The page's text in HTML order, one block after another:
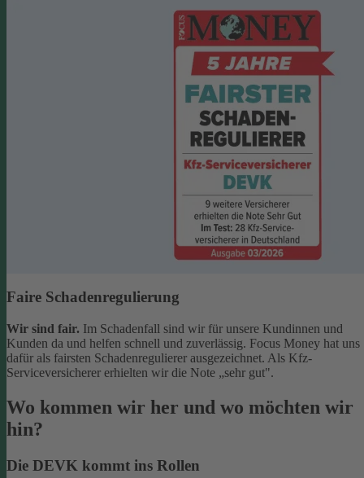
Faire Schadenregulierung
Wir sind fair. Im Schadenfall sind wir für unsere Kundinnen und
Kunden da und helfen schnell und zuverlässig. Focus Money hat uns
dafür als fairsten Schadenregulierer ausgezeichnet. Als Kfz-
Serviceversicherer erhielten wir die Note „sehr gut".
Wo kommen wir her und wo möchten wir
hin?
Die DEVK kommt ins Rollen